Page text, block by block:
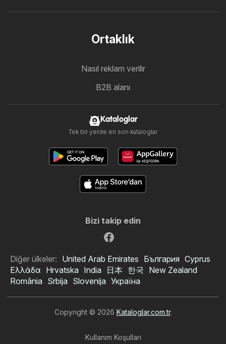
Ortaklık
Nasıl reklam verilir
B2B alanı
Kataloglar
Tek bir yerde en son kataloglar
Bizi takip edin
Diğer ülkeler: United Arab Emirates България Cyprus
Ελλάδα Hrvatska India 日本 한국 New Zealand
România Srbija Slovenija Україна
Copyright © 2026 Kataloglar.com.tr.
Kullanım Koşulları